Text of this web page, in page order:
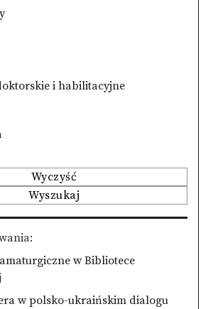
i habilitacyjne
Wyczyść
Wyszukaj
w Bibliotece
w polsko-ukraińskim dialogu